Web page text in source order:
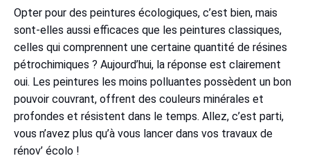
Opter pour des peintures écologiques, c’est bien, mais
sont-elles aussi efficaces que les peintures classiques,
celles qui comprennent une certaine quantité de résines
pétrochimiques ? Aujourd’hui, la réponse est clairement
oui. Les peintures les moins polluantes possèdent un bon
pouvoir couvrant, offrent des couleurs minérales et
profondes et résistent dans le temps. Allez, c’est parti,
vous n’avez plus qu’à vous lancer dans vos travaux de
rénov’ écolo !